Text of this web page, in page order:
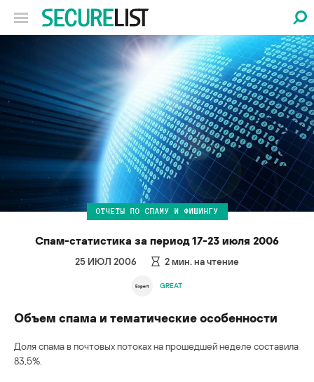
ОТЧЕТЫ ПО СПАМУ И ФИШИНГУ
Спам-статистика за период 17-23 июля 2006
25 ИЮЛ 2006 2мин. на чтение
GREAT
Объем спама и тематические особенности
Доля спама в почтовых потоках на прошедшей неделе составила
83,5%.